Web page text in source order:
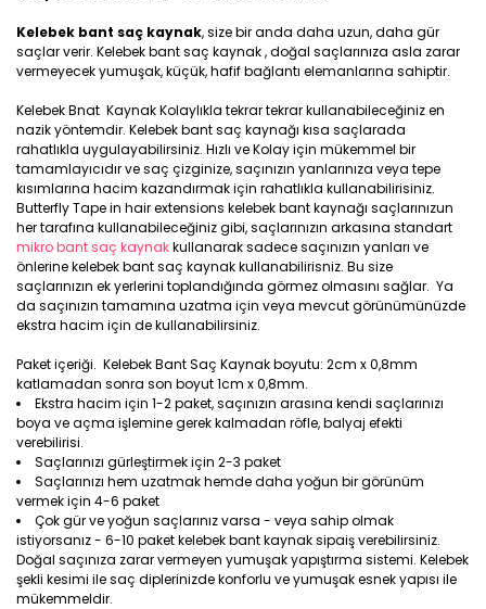
Kelebek bant saç kaynak, size bir anda daha uzun, daha gür
saçlar verir. Kelebek bant saç kaynak , doğal saçlarınıza asla zarar
vermeyecek yumuşak, küçük, hafif bağlantı elemanlarına sahiptir.
Kelebek Bnat Kaynak Kolaylıkla tekrar tekrar kullanabileceğiniz en
nazik yöntemdir. Kelebek bant saç kaynağı kısa saçlarada
rahatlıkla uygulayabilirsiniz. Hızlı ve Kolay için mükemmel bir
tamamlayıcıdır ve saç çizginize, saçınızın yanlarınıza veya tepe
kısımlarına hacim kazandırmak için rahatlıkla kullanabilirisiniz.
Butterfly Tape in hair extensions kelebek bant kaynağı saçlarınızun
her tarafına kullanabileceğiniz gibi, saçlarınızın arkasına standart
mikro bant saç kaynakkullanarak sadece saçınızın yanları ve
önlerine kelebek bant saç kaynak kullanabilirisniz. Bu size
saçlarınızın ek yerlerini toplandığında görmez olmasını sağlar. Ya
da saçınızın tamamına uzatma için veya mevcut görünümünüzde
ekstra hacim için de kullanabilirsiniz.
Paket içeriği. Kelebek Bant Saç Kaynak boyutu: 2cm x 0,8mm
katlamadan sonra son boyut 1cm x 0,8mm.
Ekstra hacim için 1-2 paket, saçınızın arasına kendi saçlarınızı
boya ve açma işlemine gerek kalmadan röfle, balyaj efekti
verebilirisi.
Saçlarınızı gürleştirmek için 2-3 paket
Saçlarınızı hem uzatmak hemde daha yoğun bir görünüm
vermek için 4-6 paket
Çok gür ve yoğun saçlarınız varsa - veya sahip olmak
istiyorsanız - 6-10 paket kelebek bant kaynak sipaiş verebilirsiniz.
Doğal saçınıza zarar vermeyen yumuşak yapıştırma sistemi. Kelebek
şekli kesimi ile saç diplerinizde konforlu ve yumuşak esnek yapısı ile
mükemmeldir.